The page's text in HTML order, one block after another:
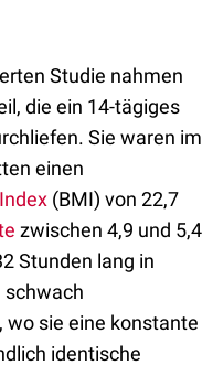
Studie nahmen
die ein 14-tägiges
Sie waren im
einen
(BMI) von 22,7
zwischen 4,9 und 5,4
Stunden lang in
schwach
sie eine konstante
identische